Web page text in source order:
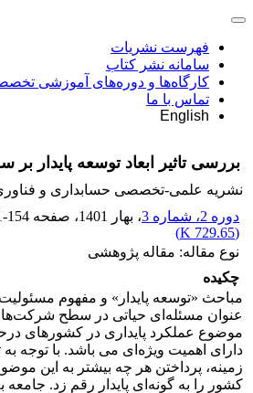
فهرست نشریات
سامانه نشر کتاب
کارگاه‌ها و دوره‌های آموزشی
تماس با ما
English
بررسی تاثیر ابعاد توسعه پایدار بر
نشریه علمی-تخصصی حسابداری و
دوره 2، شماره 3
، بهار 1401 ، صفحه 154
(
729.65 K
)
نوع مقاله: مقاله پژوهشی
چکیده
مباحث «توسعه پایدار» و مفهوم
عنوان مسئله‌ای حیاتی در سطح
موضوع عملکرد پایداری در کشورهای
دارای اهمیت ویژه‌ای می باشد. با توجه به
زمینه، پرداختن هر چه بیشتر به این
کشور را به گونه‌ای پایدار رقم زد.